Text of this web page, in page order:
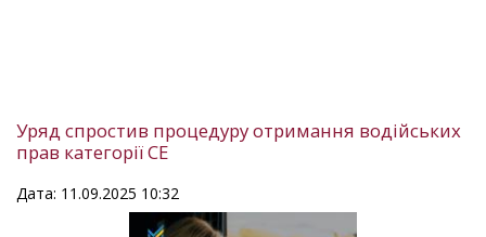
Уряд спростив процедуру отримання водійських
прав категорії СЕ
Дата: 11.09.2025 10:32